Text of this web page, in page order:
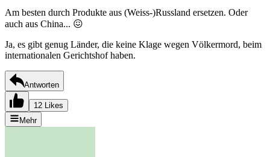
Am besten durch Produkte aus (Weiss-)Russland ersetzen. Oder
auch aus China... 😖
Ja, es gibt genug Länder, die keine Klage wegen Völkermord, beim
internationalen Gerichtshof haben.
Antworten
12 Likes
Mehr